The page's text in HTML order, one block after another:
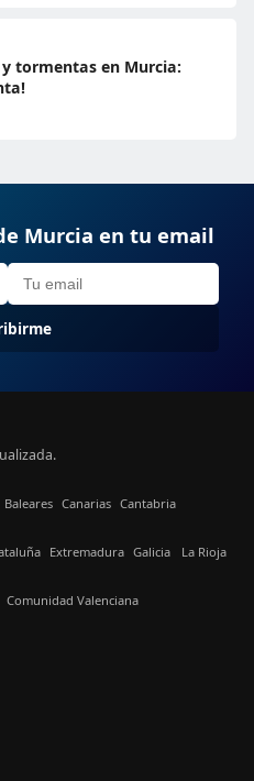
tormentas en Murcia:
Murcia en tu email
Baleares Canarias Cantabria
Extremadura Galicia La Rioja
Comunidad Valenciana